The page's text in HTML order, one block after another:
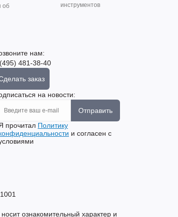
об
инструментов
нам:
481-38-40
заказ
на новости:
Отправить
прочитал Политику
и согласен с
ознакомительный характер и